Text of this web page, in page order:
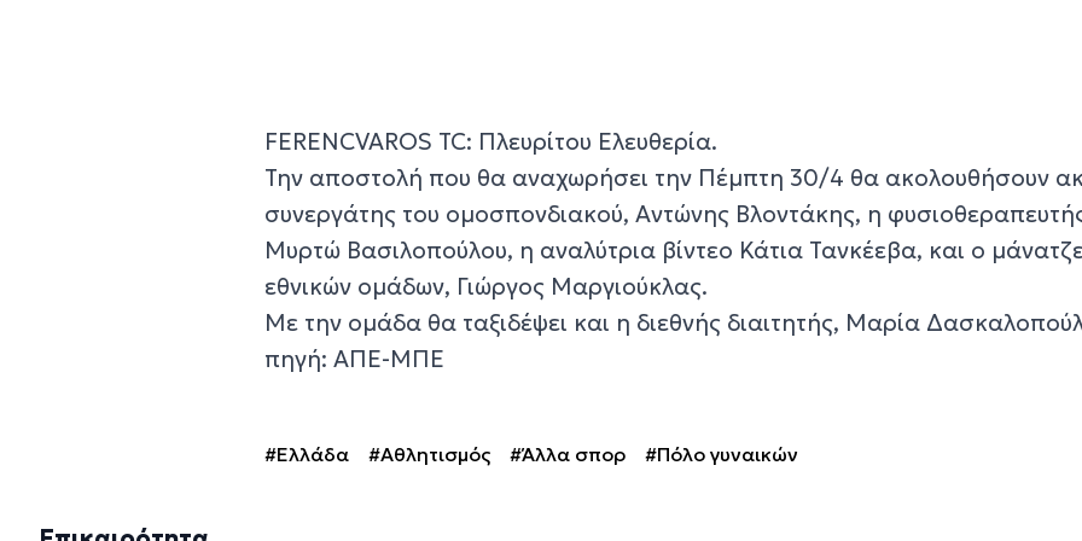
FERENCVAROS TC: Πλευρίτου Ελευθερία.
Την αποστολή που θα αναχωρήσει την Πέμπτη 30/4 θα ακολουθήσουν
συνεργάτης του ομοσπονδιακού, Αντώνης Βλοντάκης, η
Μυρτώ Βασιλοπούλου, η αναλύτρια βίντεο Κάτια Τανκέεβα, και ο
εθνικών ομάδων, Γιώργος Μαργιούκλας.
Με την ομάδα θα ταξιδέψει και η διεθνής διαιτητής, Μαρία
πηγή: ΑΠΕ-ΜΠΕ
#Ελλάδα #Αθλητισμός #Άλλα σπορ #Πόλο γυναικών